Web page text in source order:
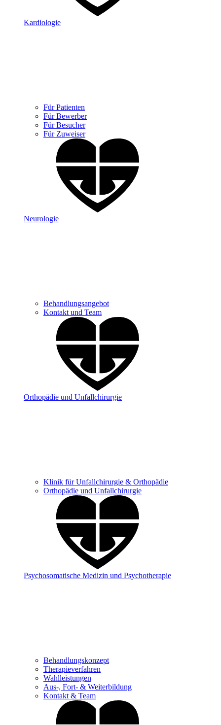
Kardiologie
Für Patienten
Für Bewerber
Für Besucher
Für Zuweiser
Neurologie
Behandlungsangebot
Kontakt und Team
Orthopädie und Unfallchirurgie
Klinik für Unfallchirurgie & Orthopädie
Orthopädie und Unfallchirurgie
Psychosomatische Medizin und Psychotherapie
Behandlungskonzept
Therapieverfahren
Wahlleistungen
Aus-, Fort- & Weiterbildung
Kontakt & Team